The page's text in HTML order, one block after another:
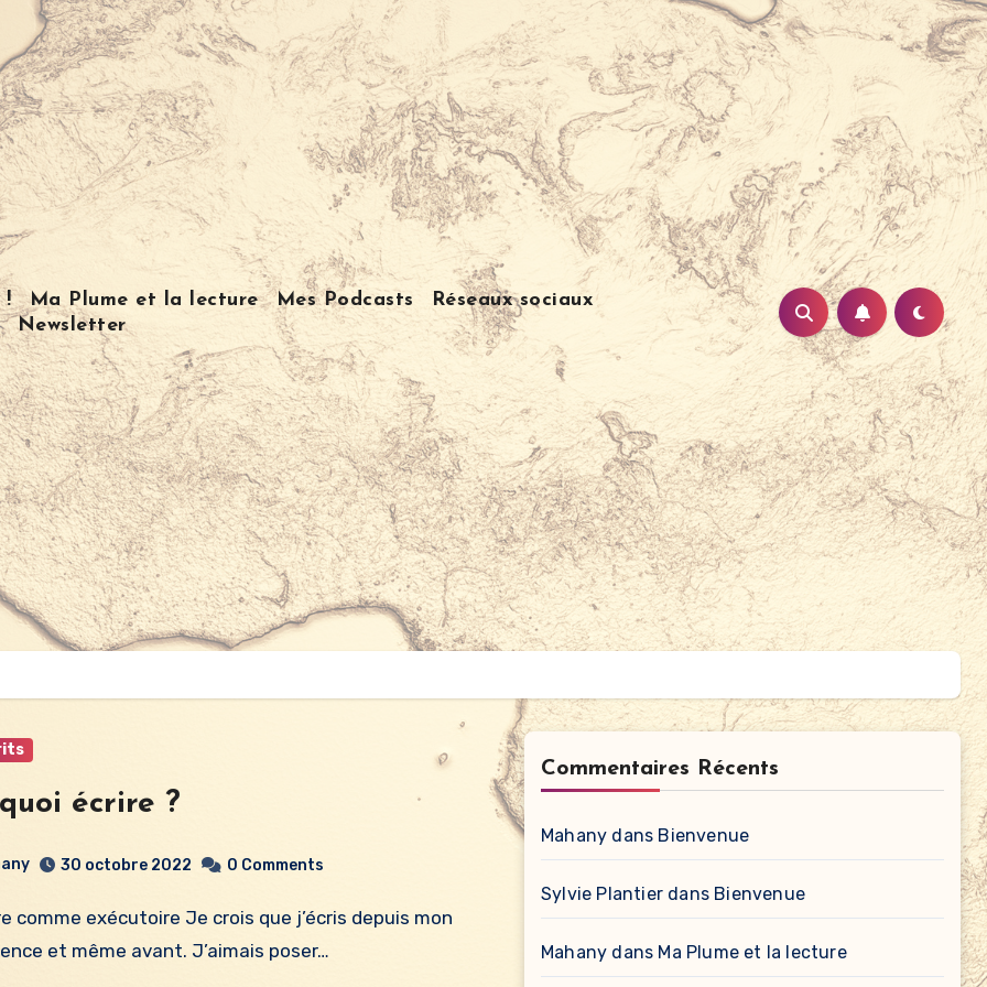
! Ma Plume et la lecture Mes Podcasts
Réseaux sociaux
Newsletter
écrire ?
30 octobre 2022 0 Comments
et même avant. J’aimais poser…
Commentaires Récents
Mahany dans Bienvenue
Sylvie Plantier dans Bienvenue
Mahany dans Ma Plume et la lecture